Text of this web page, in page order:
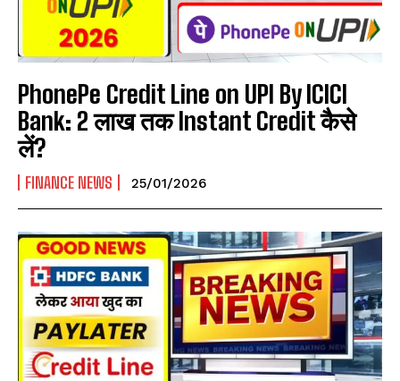
PhonePe Credit Line on UPI By ICICI
Bank: ₹2 लाख तक Instant Credit कैसे
लें?
FINANCE NEWS 25/01/2026